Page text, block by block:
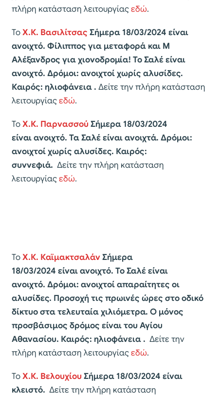
πλήρη κατάσταση λειτουργίαςεδώ.
ΤοΧ.Κ. Βασιλίτσας Σήμερα 18/03/2024 είναι
ανοιχτό. Φίλιππος για μεταφορά και Μ
Αλέξανδρος για χιονοδρομία! Το Σαλέ είναι
ανοιχτό. Δρόμοι: ανοιχτοί χωρίς αλυσίδες.
Καιρός: ηλιοφάνεια . Δείτε την πλήρη κατάσταση
λειτουργίαςεδώ.
ΤοΧ.Κ. Παρνασσού Σήμερα 18/03/2024
είναι ανοιχτό. Τα Σαλέ είναι ανοιχτά. Δρόμοι:
ανοιχτοί χωρίς αλυσίδες. Καιρός:
συννεφιά. Δείτε την πλήρη κατάσταση
λειτουργίαςεδώ.
ΤοΧ.Κ. ΚαϊμακτσαλάνΣήμερα
18/03/2024 είναι ανοιχτό. Το Σαλέ είναι
ανοιχτό. Δρόμοι: ανοιχτοί απαραίτητες οι
αλυσίδες. Προσοχή τις πρωινές ώρες στο οδικό
δίκτυο στα τελευταία χιλιόμετρα. O μόνος
προσβάσιμος δρόμος είναι του Αγίου
Αθανασίου. Καιρός: ηλιοφάνεια . Δείτε την
πλήρη κατάσταση λειτουργίαςεδώ.
ΤοΧ.Κ. Βελουχίου Σήμερα 18/03/2024 είναι
κλειστό. Δείτε την πλήρη κατάσταση